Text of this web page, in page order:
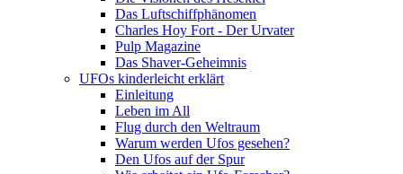
Das Luftschiffphänomen
Charles Hoy Fort - Der Urvater
Pulp Magazine
Das Shaver-Geheimnis
UFOs kinderleicht erklärt
Einleitung
Leben im All
Flug durch den Weltraum
Warum werden Ufos gesehen?
Den Ufos auf der Spur